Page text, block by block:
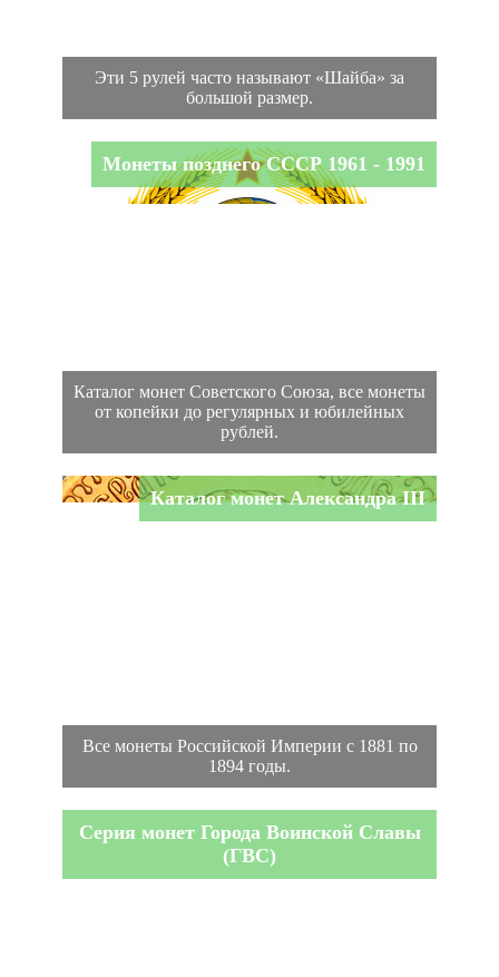
Эти 5 рулей часто называют «Шайба» за
большой размер.
Монеты позднего СССР 1961 - 1991
Каталог монет Советского Союза, все монеты
от копейки до регулярных и юбилейных
рублей.
Каталог монет Александра III
Все монеты Российской Империи с 1881 по
1894 годы.
Серия монет Города Воинской Славы
(ГВС)